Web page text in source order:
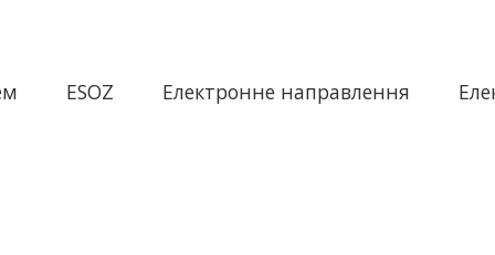
ESOZ Електронне направлення